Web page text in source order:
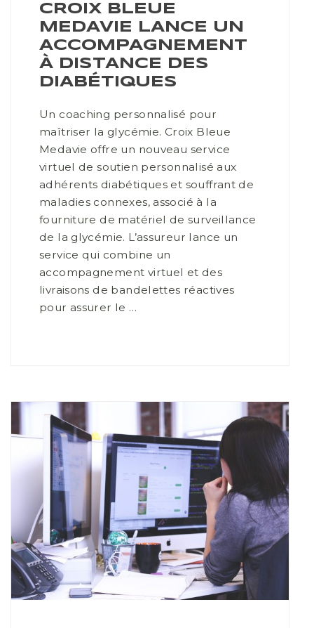
CROIX BLEUE
MEDAVIE LANCE UN
ACCOMPAGNEMENT
À DISTANCE DES
DIABÉTIQUES
Un coaching personnalisé pour
maîtriser la glycémie. Croix Bleue
Medavie offre un nouveau service
virtuel de soutien personnalisé aux
adhérents diabétiques et souffrant de
maladies connexes, associé à la
fourniture de matériel de surveillance
de la glycémie. L’assureur lance un
service qui combine un
accompagnement virtuel et des
livraisons de bandelettes réactives
pour assurer le …